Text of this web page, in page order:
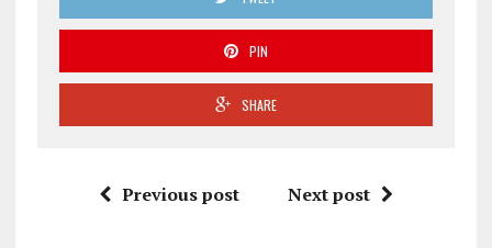
PIN
SHARE
Previous post Next post